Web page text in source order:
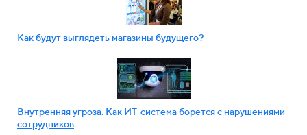
Как будут выглядеть магазины будущего?
Внутренняя угроза. Как ИТ-система борется с нарушениями
сотрудников